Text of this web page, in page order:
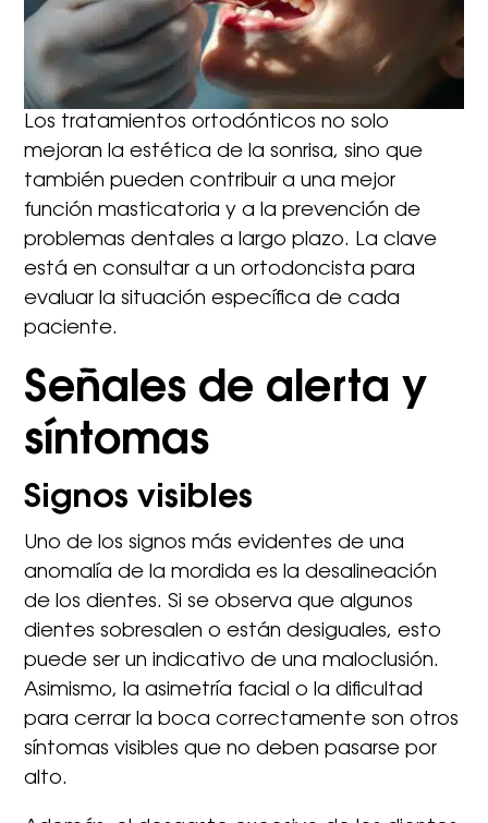
Los tratamientos ortodónticos no solo
mejoran la estética de la sonrisa, sino que
también pueden contribuir a una mejor
función masticatoria y a la prevención de
problemas dentales a largo plazo. La clave
está en consultar a un ortodoncista para
evaluar la situación específica de cada
paciente.
Señales de alerta y
síntomas
Signos visibles
Uno de los signos más evidentes de una
anomalía de la mordida es la desalineación
de los dientes. Si se observa que algunos
dientes sobresalen o están desiguales, esto
puede ser un indicativo de una maloclusión.
Asimismo, la asimetría facial o la dificultad
para cerrar la boca correctamente son otros
síntomas visibles que no deben pasarse por
alto.